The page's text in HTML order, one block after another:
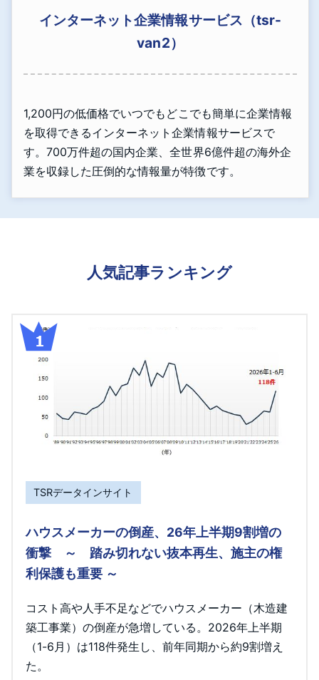
インターネット企業情報サービス（tsr-
van2）
1,200円の低価格でいつでもどこでも簡単に企業情報
を取得できるインターネット企業情報サービスで
す。700万件超の国内企業、全世界6億件超の海外企
業を収録した圧倒的な情報量が特徴です。
人気記事ランキング
TSRデータインサイト
ハウスメーカーの倒産、26年上半期9割増の
衝撃 ～ 踏み切れない抜本再生、施主の権
利保護も重要 ～
コスト高や人手不足などでハウスメーカー（木造建
築工事業）の倒産が急増している。2026年上半期
（1-6月）は118件発生し、前年同期から約9割増え
た。